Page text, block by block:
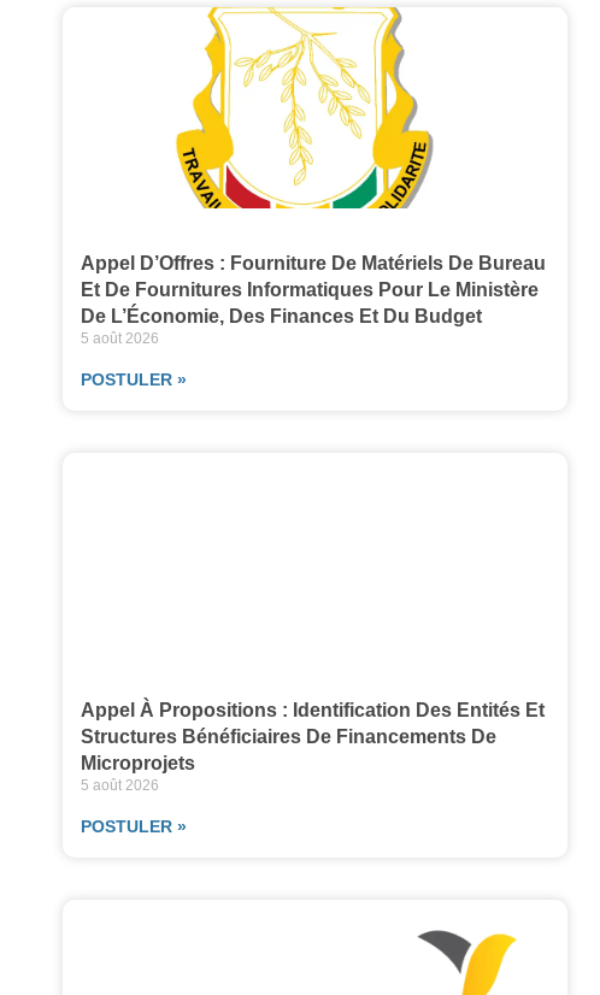
Appel D’Offres : Fourniture De Matériels De Bureau
Et De Fournitures Informatiques Pour Le Ministère
De L’Économie, Des Finances Et Du Budget
5 août 2026
POSTULER »
Appel À Propositions : Identification Des Entités Et
Structures Bénéficiaires De Financements De
Microprojets
5 août 2026
POSTULER »